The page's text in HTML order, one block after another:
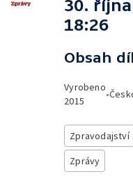
30.
18:26
Obsah
Vyrobeno
2015
•
Zpravodajství
Zprávy